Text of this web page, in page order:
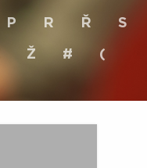
P R Ř S
Ž # (